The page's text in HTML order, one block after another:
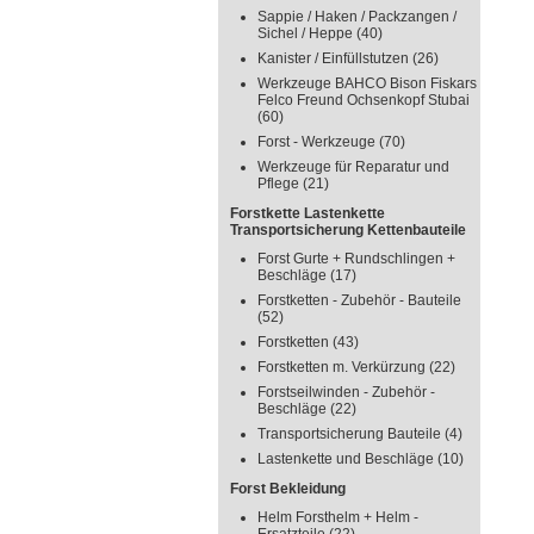
Sappie / Haken / Packzangen /
Sichel / Heppe (40)
Kanister / Einfüllstutzen (26)
Werkzeuge BAHCO Bison Fiskars
Felco Freund Ochsenkopf Stubai
(60)
Forst - Werkzeuge (70)
Werkzeuge für Reparatur und
Pflege (21)
Forstkette Lastenkette
Transportsicherung Kettenbauteile
Forst Gurte + Rundschlingen +
Beschläge (17)
Forstketten - Zubehör - Bauteile
(52)
Forstketten (43)
Forstketten m. Verkürzung (22)
Forstseilwinden - Zubehör -
Beschläge (22)
Transportsicherung Bauteile (4)
Lastenkette und Beschläge (10)
Forst Bekleidung
Helm Forsthelm + Helm -